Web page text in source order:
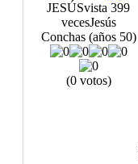
JESÚSvista 399
vecesJesús
Conchas (años 50)
(0 votos)